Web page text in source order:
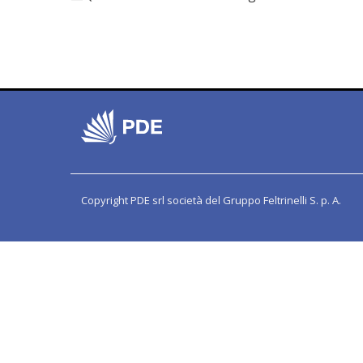
Copyright PDE srl società del Gruppo Feltrinelli S. p. A.